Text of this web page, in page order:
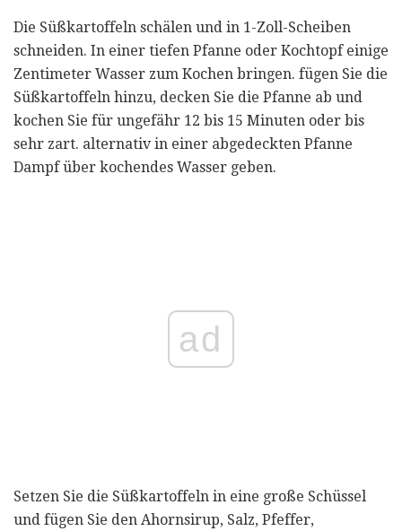
Die Süßkartoffeln schälen und in 1-Zoll-Scheiben
schneiden. In einer tiefen Pfanne oder Kochtopf einige
Zentimeter Wasser zum Kochen bringen. fügen Sie die
Süßkartoffeln hinzu, decken Sie die Pfanne ab und
kochen Sie für ungefähr 12 bis 15 Minuten oder bis
sehr zart. alternativ in einer abgedeckten Pfanne
Dampf über kochendes Wasser geben.
ad
Setzen Sie die Süßkartoffeln in eine große Schüssel
und fügen Sie den Ahornsirup, Salz, Pfeffer,